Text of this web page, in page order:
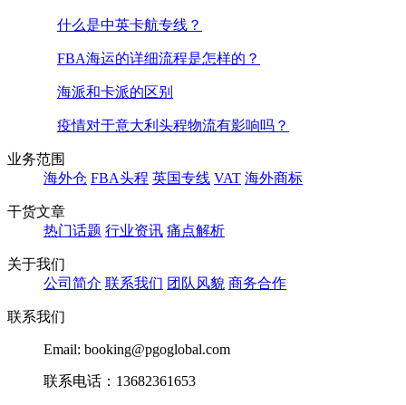
什么是中英卡航专线？
FBA海运的详细流程是怎样的？
海派和卡派的区别
疫情对于意大利头程物流有影响吗？
业务范围
海外仓 FBA头程 英国专线 VAT 海外商标
干货文章
热门话题 行业资讯 痛点解析
关于我们
公司简介 联系我们 团队风貌 商务合作
联系我们
Email: booking@pgoglobal.com
联系电话：13682361653